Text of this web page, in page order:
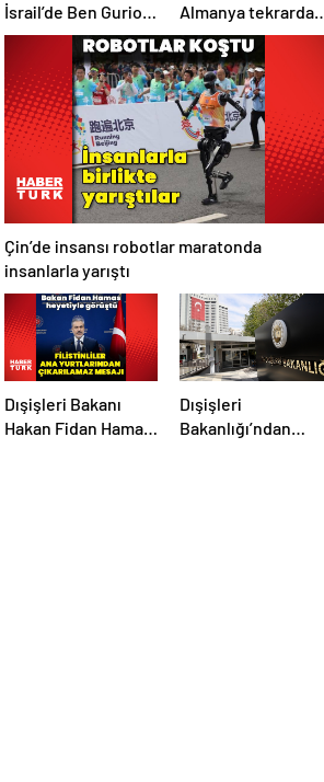
İsrail’de Ben Gurion
Havalimanı’nı vurdu
Almanya tekrardan
sorumluluk
üstlenecek
Çin’de insansı robotlar maratonda
insanlarla yarıştı
Dışişleri Bakanı
Hakan Fidan Hamas
Dışişleri
Bakanlığı’ndan